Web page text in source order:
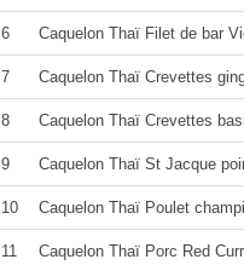
6 Caquelon Thaï Filet de bar
7 Caquelon Thaï Crevettes
8 Caquelon Thaï Crevettes
9 Caquelon Thaï St Jacque
10 Caquelon Thaï Poulet
11 Caquelon Thaï Porc Red